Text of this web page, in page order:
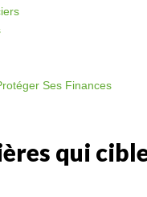
Ses Finances
qui